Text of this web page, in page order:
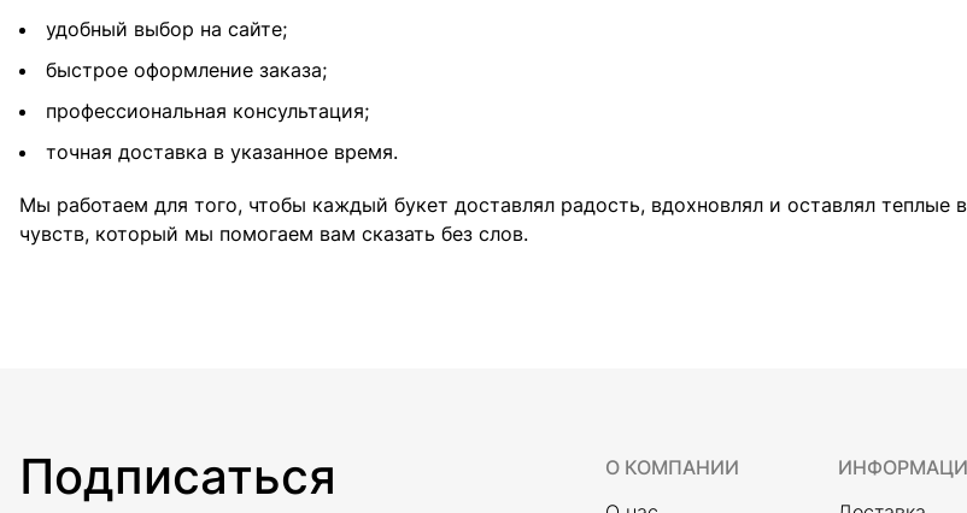
удобный выбор на сайте;
быстрое оформление заказа;
профессиональная консультация;
точная доставка в указанное время.
Мы работаем для того, чтобы каждый букет доставлял радость, вдохновлял и оставлял
чувств, который мы помогаем вам сказать без слов.
Подписаться
О КОМПАНИИ